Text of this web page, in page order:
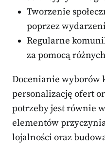
Tworzenie
poprzez
Regularne
za pomocą
Docenianie wyborów
personalizację ofert
potrzeby jest równie
elementów
lojalności oraz